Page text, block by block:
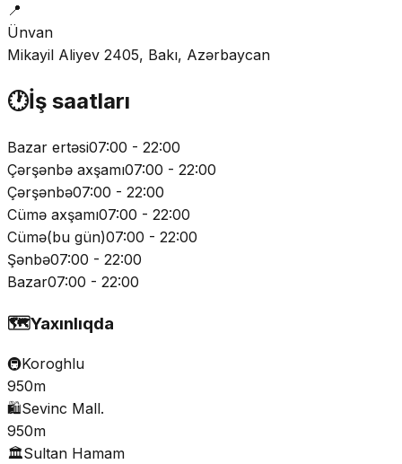
📍
Ünvan
Mikayil Aliyev 2405, Bakı, Azərbaycan
🕐İş saatları
Bazar ertəsi07:00 - 22:00
Çərşənbə axşamı07:00 - 22:00
Çərşənbə07:00 - 22:00
Cümə axşamı07:00 - 22:00
Cümə(bu gün)07:00 - 22:00
Şənbə07:00 - 22:00
Bazar07:00 - 22:00
🗺️Yaxınlıqda
🚇Koroghlu
950m
🛍️Sevinc Mall.
950m
🏛️Sultan Hamam